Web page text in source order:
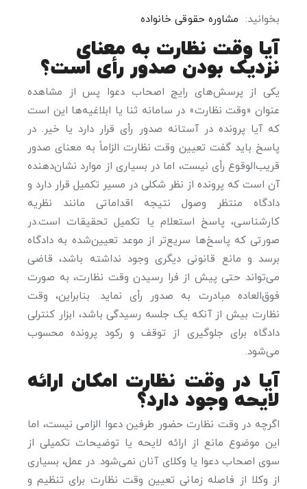
بخوانید: مشاوره حقوقی خانواده
آیا وقت نظارت به معنای
نزدیک بودن صدور رأی است؟
یکی از پرسش‌های رایج اصحاب دعوا پس از مشاهده
عنوان «وقت نظارت» در سامانه ثنا یا ابلاغیه‌ها این است
که آیا پرونده در آستانه صدور رأی قرار دارد یا خیر. در
پاسخ باید گفت تعیین وقت نظارت الزاماً به معنای صدور
قریب‌الوقوع رأی نیست، اما در بسیاری از موارد نشان‌دهنده
آن است که پرونده از نظر شکلی در مسیر تکمیل قرار دارد و
دادگاه منتظر وصول نتیجه اقداماتی مانند نظریه
کارشناسی، پاسخ استعلام یا تکمیل تحقیقات است.در
صورتی که پاسخ‌ها سریع‌تر از موعد تعیین‌شده به دادگاه
برسد و مانع قانونی دیگری وجود نداشته باشد، قاضی
می‌تواند حتی پیش از فرا رسیدن وقت نظارت، به صورت
فوق‌العاده مبادرت به صدور رأی نماید. بنابراین، وقت
نظارت بیش از آنکه یک جلسه رسیدگی باشد، ابزار کنترلی
دادگاه برای جلوگیری از توقف و رکود پرونده محسوب
می‌شود.
آیا در وقت نظارت امکان ارائه
لایحه وجود دارد؟
اگرچه در وقت نظارت حضور طرفین دعوا الزامی نیست، اما
این موضوع مانع از ارائه لایحه یا توضیحات تکمیلی از
سوی اصحاب دعوا یا وکلای آنان نمی‌شود. در عمل، بسیاری
از وکلا از فاصله زمانی تعیین وقت نظارت برای تنظیم و